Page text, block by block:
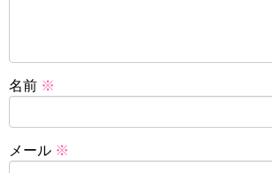
名前 ※
メール ※